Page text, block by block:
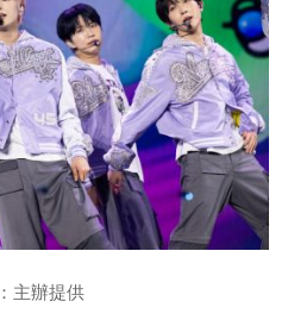
主辦提供